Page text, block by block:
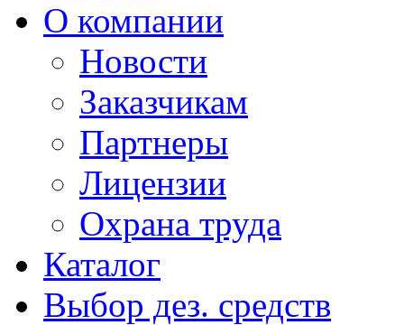
О компании
Новости
Заказчикам
Партнеры
Лицензии
Охрана труда
Каталог
Выбор дез. средств